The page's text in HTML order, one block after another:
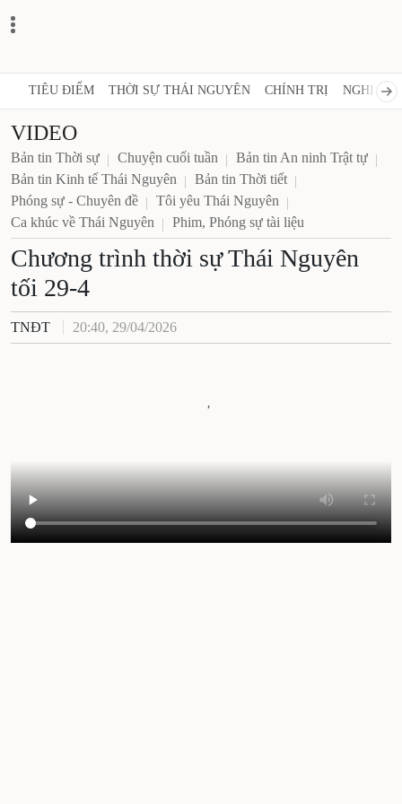
TIÊU ĐIỂM THỜI SỰ THÁI NGUYÊN CHÍNH TRỊ NGHỊ
VIDEO
Bản tin Thời sự
Chuyện cuối tuần
Bản tin An ninh Trật tự
Bản tin Kinh tế Thái Nguyên
Bản tin Thời tiết
Phóng sự - Chuyên đề
Tôi yêu Thái Nguyên
Ca khúc về Thái Nguyên
Phim, Phóng sự tài liệu
Chương trình thời sự Thái
Nguyên tối 29-4
TNĐT 20:40, 29/04/2026